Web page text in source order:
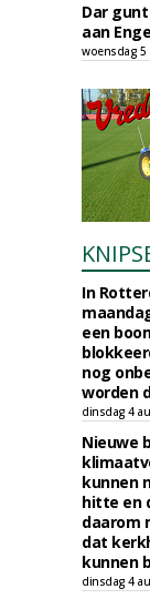
Dar
aan
woensdag 5
In
een
nog
worden
dinsdag 4
Nieuwe
kunnen
hitte en
daarom
dat
kunnen
dinsdag 4